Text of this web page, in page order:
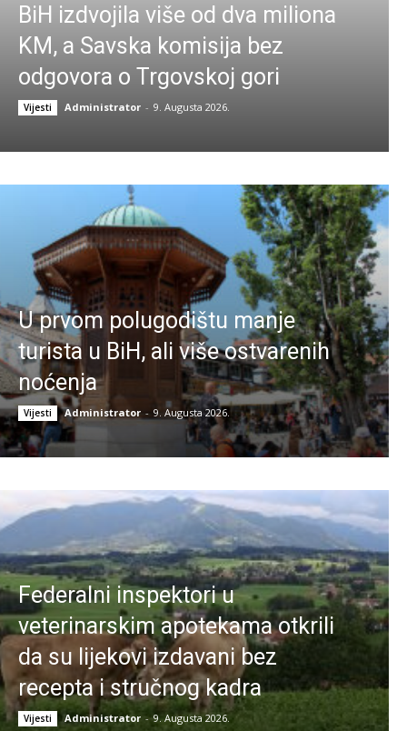
BiH izdvojila više od dva miliona
KM, a Savska komisija bez
odgovora o Trgovskoj gori
Vijesti Administrator - 9. Augusta 2026.
U prvom polugodištu manje
turista u BiH, ali više ostvarenih
noćenja
Vijesti Administrator - 9. Augusta 2026.
Federalni inspektori u
veterinarskim apotekama otkrili
da su lijekovi izdavani bez
recepta i stručnog kadra
Vijesti Administrator - 9. Augusta 2026.